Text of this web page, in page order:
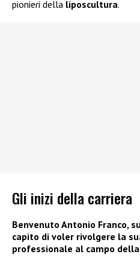
pionieri della liposcultura.
Gli inizi della carriera
Benvenuto Antonio Franco,
capito di voler rivolgere la
professionale al campo